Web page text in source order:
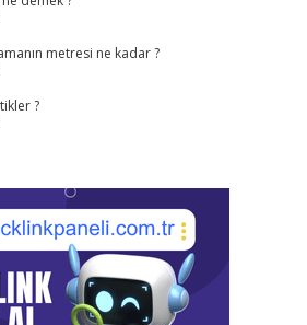
metresi ne kadar ?
?